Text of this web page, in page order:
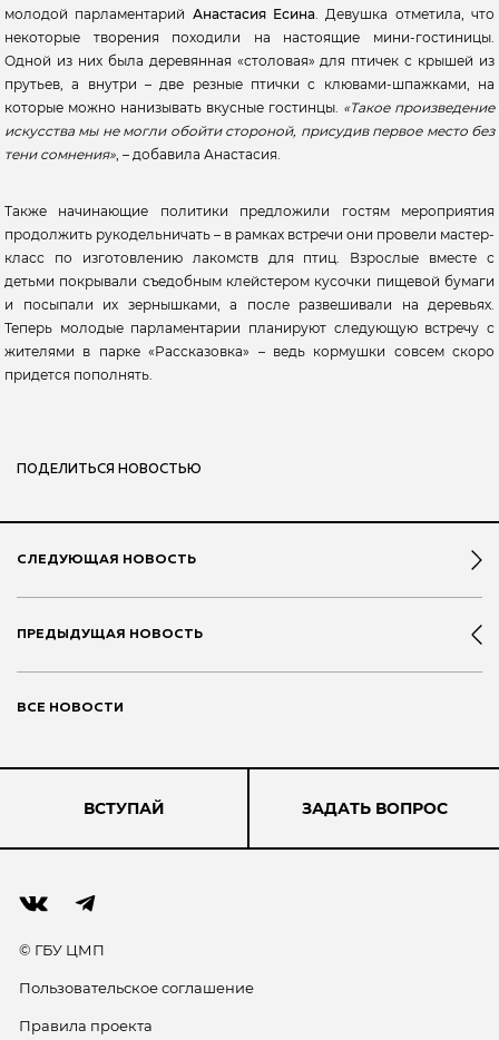
молодой парламентарий Анастасия Есина. Девушка отметила, что
некоторые творения походили на настоящие мини-гостиницы.
Одной из них была деревянная «столовая» для птичек с крышей из
прутьев, а внутри – две резные птички с клювами-шпажками, на
которые можно нанизывать вкусные гостинцы. «Такое произведение
искусства мы не могли обойти стороной, присудив первое место без
тени сомнения», – добавила Анастасия.
Также начинающие политики предложили гостям мероприятия
продолжить рукодельничать – в рамках встречи они провели мастер-
класс по изготовлению лакомств для птиц. Взрослые вместе с
детьми покрывали съедобным клейстером кусочки пищевой бумаги
и посыпали их зернышками, а после развешивали на деревьях.
Теперь молодые парламентарии планируют следующую встречу с
жителями в парке «Рассказовка» – ведь кормушки совсем скоро
придется пополнять.
ПОДЕЛИТЬСЯ НОВОСТЬЮ
ПРЕДЫДУЩАЯ НОВОСТЬ
ВСЕ НОВОСТИ
СЛЕДУЮЩАЯ НОВОСТЬ
ВСТУПАЙ ЗАДАТЬ ВОПРОС
© ГБУ ЦМП
Пользовательское соглашение
Правила проекта